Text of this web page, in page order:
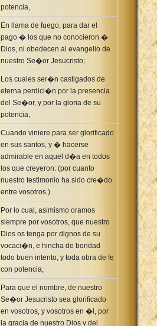
potencia,
En llama de fuego, para dar el
pago � los que no conocieron �
Dios, ni obedecen al evangelio de
nuestro Se�or Jesucristo;
Los cuales ser�n castigados de
eterna perdici�n por la presencia
del Se�or, y por la gloria de su
potencia,
Cuando viniere para ser glorificado
en sus santos, y � hacerse
admirable en aquel d�a en todos
los que creyeron: (por cuanto
nuestro testimonio ha sido cre�do
entre vosotros.)
Por lo cual, asimismo oramos
siempre por vosotros, que nuestro
Dios os tenga por dignos de su
vocaci�n, e hincha de bondad
todo buen intento, y toda obra de fe
con potencia,
Para que el nombre, de nuestro
Se�or Jesucristo sea glorificado
en vosotros, y vosotros en �l, por
la gracia de nuestro Dios y del